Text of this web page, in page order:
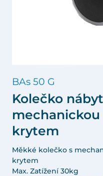
BAs 50 G
Kolečko
krytem
Měkké kolečko s
krytem
Max. Zatížení 30kg